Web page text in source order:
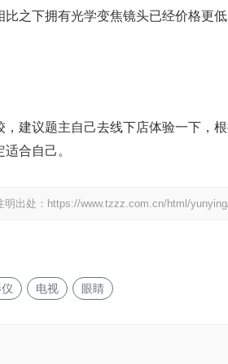
之下拥有光学变焦镜头已经价格更
建议题主自己去线下店体验一下，
合自己。
出处： https://www.tzzz.com.cn/html/
电视 眼睛